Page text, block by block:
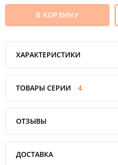
В КОРЗИНУ
ХАРАКТЕРИСТИКИ
ТОВАРЫ СЕРИИ 4
ОТЗЫВЫ
ДОСТАВКА